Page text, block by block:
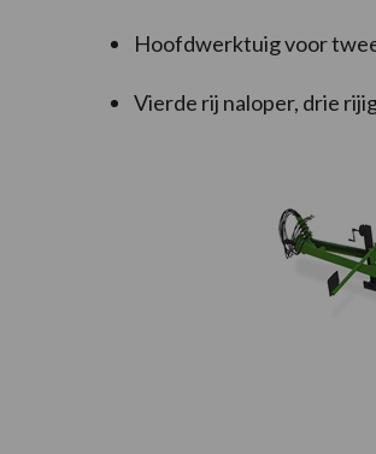
Hoofdwerktuig voor
Vierde rij naloper, drie